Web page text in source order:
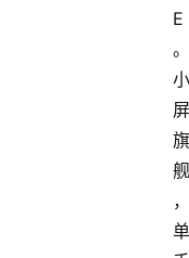
E
。
小
屏
旗
舰
，
单